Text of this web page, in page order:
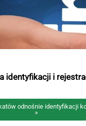
identyfikacji i
odnośnie identyfikacji
»